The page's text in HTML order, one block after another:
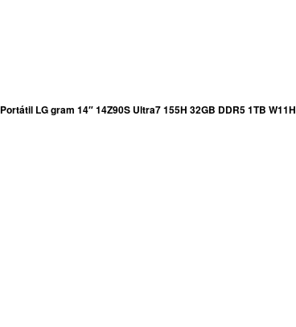
Portátil LG gram 14″ 14Z90S Ultra7 155H 32GB DDR5 1TB W11H